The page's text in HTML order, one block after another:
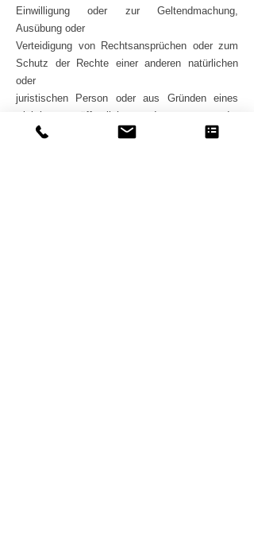
Einwilligung oder zur Geltendmachung,
Ausübung oder
Verteidigung von Rechtsansprüchen oder zum
Schutz der Rechte einer anderen natürlichen
oder
juristischen Person oder aus Gründen eines
wichtigen öffentlichen Interesses der
Europäischen Union oder